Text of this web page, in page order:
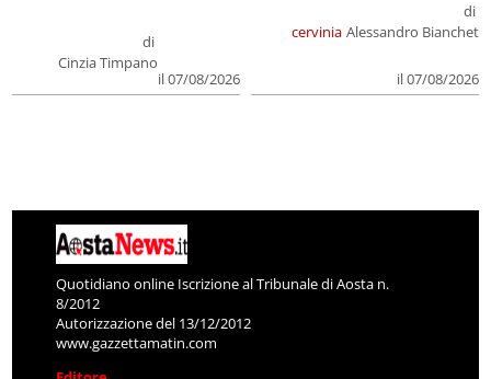
di
Cinzia Timpano
il 07/08/2026
cervinia
di
Alessandro Bianchet
il 07/08/2026
Quotidiano online Iscrizione al Tribunale di Aosta n.
8/2012
Autorizzazione del 13/12/2012
www.gazzettamatin.com